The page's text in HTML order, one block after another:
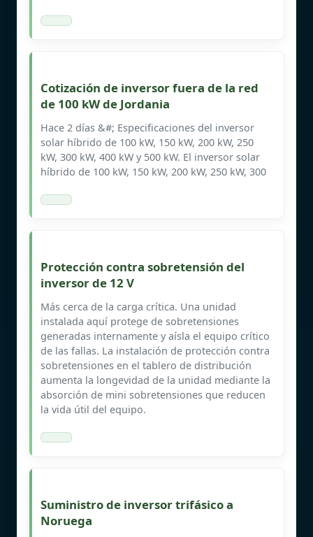
Cotización de inversor fuera de la red
de 100 kW de Jordania
Hace 2 días &#; Especificaciones del inversor
solar híbrido de 100 kW, 150 kW, 200 kW, 250
kW, 300 kW, 400 kW y 500 kW. El inversor solar
híbrido de 100 kW, 150 kW, 200 kW, 250 kW, 300
Protección contra sobretensión del
inversor de 12 V
Más cerca de la carga crítica. Una unidad
instalada aquí protege de sobretensiones
generadas internamente y aísla el equipo crítico
de las fallas. La instalación de protección contra
sobretensiones en el tablero de distribución
aumenta la longevidad de la unidad mediante la
absorción de mini sobretensiones que reducen
la vida útil del equipo.
Suministro de inversor trifásico a
Noruega